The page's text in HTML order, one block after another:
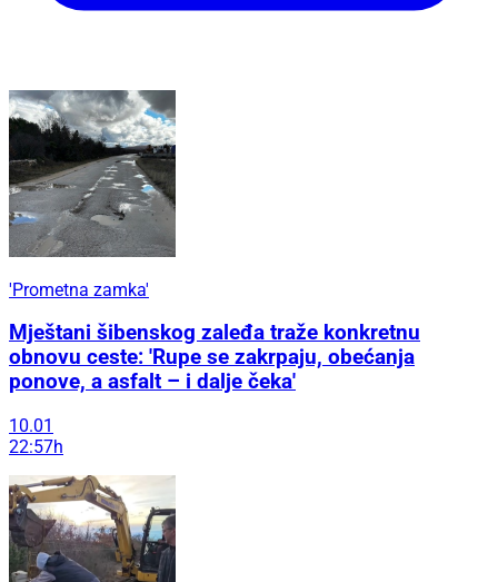
'Prometna zamka'
Mještani šibenskog zaleđa traže konkretnu
obnovu ceste: 'Rupe se zakrpaju, obećanja
ponove, a asfalt – i dalje čeka'
10.01
22:57h